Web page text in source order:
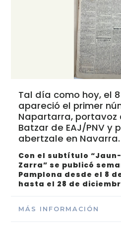
Tal día como hoy, el 8
apareció el primer
Napartarra, portavoz
Batzar de EAJ/PNV y
abertzale en Navarra.
Con el subtítulo
Zarra” se publicó
Pamplona desde el 8
hasta el 28 de
MÁS INFORMACIÓN